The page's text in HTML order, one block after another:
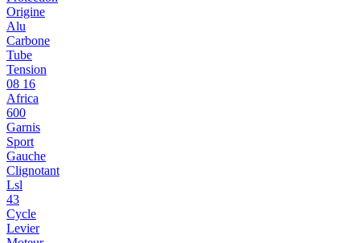
Origine
Alu
Carbone
Tube
Tension
08 16
Africa
600
Garnis
Sport
Gauche
Clignotant
Lsl
43
Cycle
Levier